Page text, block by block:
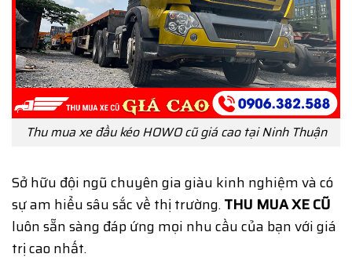
Thu mua xe đầu kéo HOWO cũ giá cao tại Ninh Thuận
Sở hữu đội ngũ chuyên gia giàu kinh nghiệm và có
sự am hiểu sâu sắc về thị trường.THU MUA XE CŨ
luôn sẵn sàng đáp ứng mọi nhu cầu của bạn với giá
trị cao nhất.